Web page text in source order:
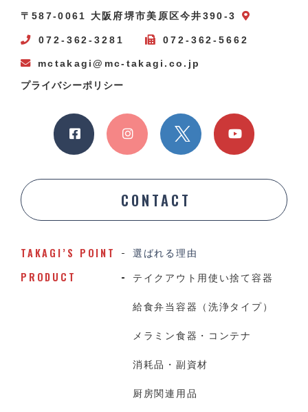
〒587-0061 大阪府堺市美原区今井390-3
072-362-3281 072-362-5662
mctakagi@mc-takagi.co.jp
プライバシーポリシー
CONTACT
TAKAGI’S POINT 選ばれる理由
PRODUCT テイクアウト用使い捨て容器
給食弁当容器（洗浄タイプ）
メラミン食器・コンテナ
消耗品・副資材
厨房関連用品